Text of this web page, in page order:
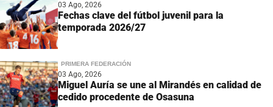
03 Ago, 2026
Fechas clave del fútbol juvenil para la
temporada 2026/27
PRIMERA FEDERACIÓN
03 Ago, 2026
Miguel Auría se une al Mirandés en calidad de
cedido procedente de Osasuna